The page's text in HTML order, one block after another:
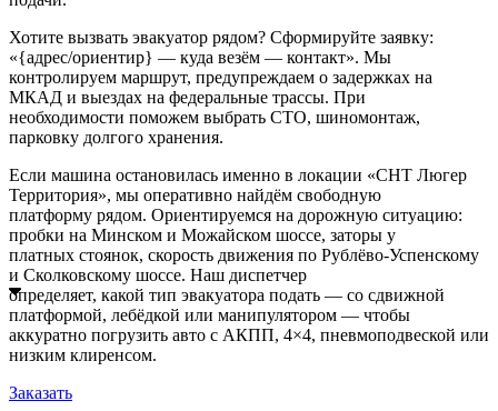
Хотите вызвать эвакуатор рядом? Сформируйте заявку:
«{адрес/ориентир} — куда везём — контакт». Мы
контролируем маршрут, предупреждаем о задержках на
МКАД и выездах на федеральные трассы. При
необходимости поможем выбрать СТО, шиномонтаж,
парковку долгого хранения.
Если машина остановилась именно в локации «СНТ Люгер
Территория», мы оперативно найдём свободную
платформу рядом. Ориентируемся на дорожную ситуацию:
пробки на Минском и Можайском шоссе, заторы у
платных стоянок, скорость движения по Рублёво-Успенскому
и Сколковскому шоссе. Наш диспетчер
определяет, какой тип эвакуатора подать — со сдвижной
платформой, лебёдкой или манипулятором — чтобы
аккуратно погрузить авто с АКПП, 4×4, пневмоподвеской или
низким клиренсом.
Заказать